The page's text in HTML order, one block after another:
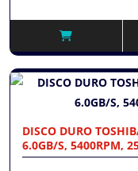
DISCO DURO
6.0GB/S, 5400RPM,